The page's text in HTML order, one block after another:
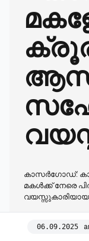
കാസർ​ഗോഡ്:
മകൾക്ക് നേരെ
06.09.2025